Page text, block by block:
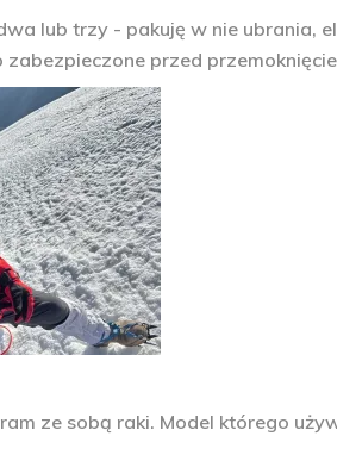
lub trzy - pakuję w nie ubrania,
przed
ze sobą raki. Model którego